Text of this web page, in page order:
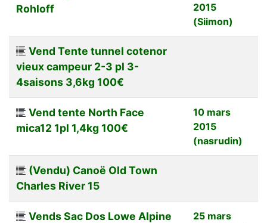
Rohloff
2015
(Siimon)
Vend Tente tunnel cotenor
vieux campeur 2-3 pl 3-
4saisons 3,6kg 100€
Vend tente North Face
mica12 1pl 1,4kg 100€
10 mars
2015
(nasrudin)
(Vendu) Canoë Old Town
Charles River 15
Vends Sac Dos Lowe Alpine
25 mars